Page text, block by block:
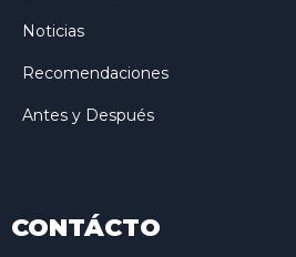
Noticias
Recomendaciones
Antes y Después
CONTÁCTO